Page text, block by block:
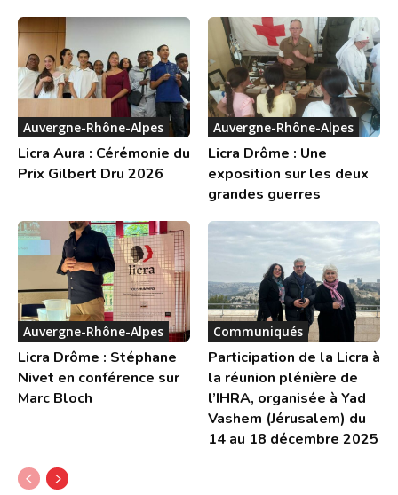
Auvergne-Rhône-Alpes
Licra Aura : Cérémonie du
Prix Gilbert Dru 2026
Auvergne-Rhône-Alpes
Licra Drôme : Une
exposition sur les deux
grandes guerres
Auvergne-Rhône-Alpes
Licra Drôme : Stéphane
Nivet en conférence sur
Marc Bloch
Communiqués
Participation de la Licra à
la réunion plénière de
l’IHRA, organisée à Yad
Vashem (Jérusalem) du
14 au 18 décembre 2025